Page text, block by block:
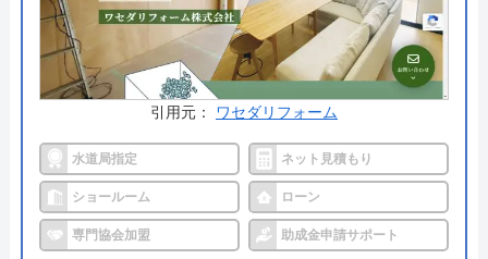
公式サイトで
料金詳細を見る
交換の達人 の基本情報
運営会社 株式会社ハウスラボ
代表者
創業・設立 平成21年5月1日設立
引用元： ワセダリフォーム
水道局指定 ネット見積もり
ショールーム ローン
専門協会加盟 助成金申請サポート